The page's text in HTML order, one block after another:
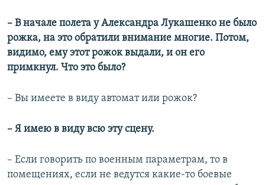
Auto 240p 360p 480p
720p
360p
480p
– В начале полета у Александра Лукашенко не было
рожка, на это обратили внимание многие. Потом,
видимо, ему этот рожок выдали, и он его
примкнул. Что это было?
– Вы имеете в виду автомат или рожок?
– Я имею в виду всю эту сцену.
– Если говорить по военным параметрам, то в
помещениях, если не ведутся какие-то боевые